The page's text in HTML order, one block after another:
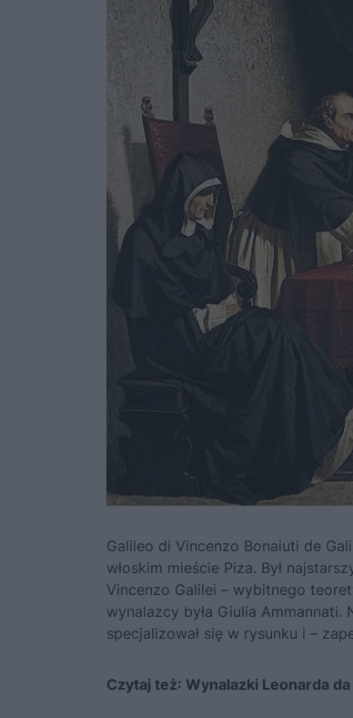
Galileo di Vincenzo Bonaiuti de
włoskim mieście Piza. Był
Vincenzo Galilei – wybitnego
wynalazcy była Giulia
specjalizował się w rysunku i –
Czytaj też: Wynalazki Leonarda